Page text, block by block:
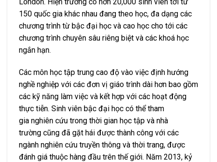
150 quốc gia khác nhau đang theo học, đa dạng các
chương trình từ bậc đại học và cao học cho tới các
chương trình chuyên sâu riêng biệt và các khoá học
ngắn hạn.
Các môn học tập trung cao độ vào việc định hướng
nghề nghiệp với các đơn vị giáo trình dài hơn bao gồm
các kỹ năng làm việc và kết hợp với các hoạt động
thực tiễn. Sinh viên bậc đại học có thể tham
gia nghiên cứu trong thời gian học tập và nhà
trường cũng đã gặt hái được thành công với các
ngành nghiên cứu truyền thông và thời trang, được
đánh giá thuộc hàng đầu trên thế giới. Năm 2013, kỷ